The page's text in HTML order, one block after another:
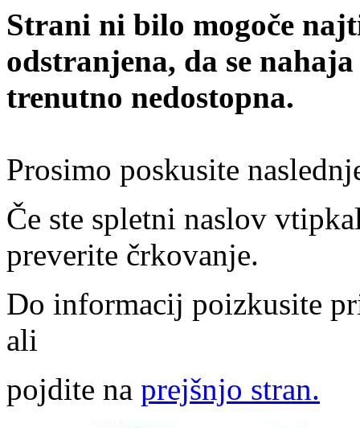
Strani ni bilo mogoče
odstranjena, da se
trenutno nedostopna.
Prosimo poskusite
Če ste spletni naslov
preverite črkovanje.
Do informacij poizkusite
ali
pojdite na prejšnjo stran.